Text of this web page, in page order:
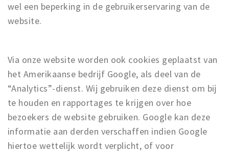
wel een beperking in de gebruikerservaring van de
website.
Via onze website worden ook cookies geplaatst van
het Amerikaanse bedrijf Google, als deel van de
“Analytics”-dienst. Wij gebruiken deze dienst om bij
te houden en rapportages te krijgen over hoe
bezoekers de website gebruiken. Google kan deze
informatie aan derden verschaffen indien Google
hiertoe wettelijk wordt verplicht, of voor